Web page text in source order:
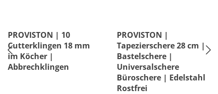
PROVISTON | 10
Cutterklingen 18 mm
im Köcher |
Abbrechklingen
PROVISTON |
Tapezierschere 28 cm |
Bastelschere |
Universalschere
Büroschere | Edelstahl
Rostfrei